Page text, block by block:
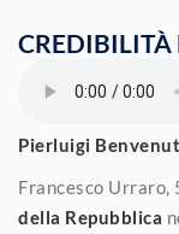
CREDIBILITÀ
Pierluigi
Francesco Urraro,
della Repubblica